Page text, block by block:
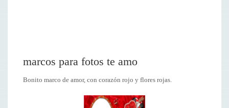
marcos para fotos te amo
Bonito marco de amor, con corazón rojo y flores rojas.